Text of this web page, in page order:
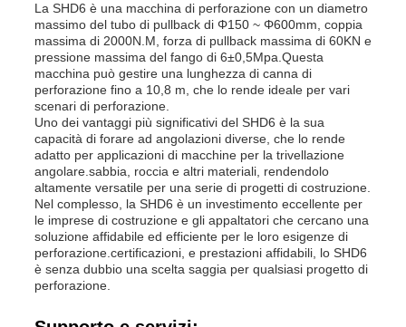
La SHD6 è una macchina di perforazione con un diametro
massimo del tubo di pullback di Φ150 ~ Φ600mm, coppia
massima di 2000N.M, forza di pullback massima di 60KN e
pressione massima del fango di 6±0,5Mpa.Questa
macchina può gestire una lunghezza di canna di
perforazione fino a 10,8 m, che lo rende ideale per vari
scenari di perforazione.
Uno dei vantaggi più significativi del SHD6 è la sua
capacità di forare ad angolazioni diverse, che lo rende
adatto per applicazioni di macchine per la trivellazione
angolare.sabbia, roccia e altri materiali, rendendolo
altamente versatile per una serie di progetti di costruzione.
Nel complesso, la SHD6 è un investimento eccellente per
le imprese di costruzione e gli appaltatori che cercano una
soluzione affidabile ed efficiente per le loro esigenze di
perforazione.certificazioni, e prestazioni affidabili, lo SHD6
è senza dubbio una scelta saggia per qualsiasi progetto di
perforazione.